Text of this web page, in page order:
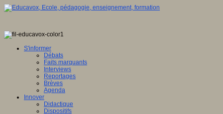
S'informer
Débats
Faits marquants
Interviews
Reportages
Brèves
Agenda
Innover
Didactique
Dispositifs